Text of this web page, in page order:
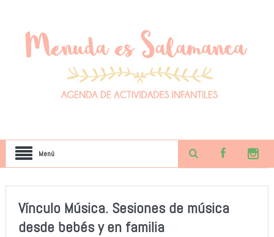
Menú
Vínculo Música. Sesiones de música
desde bebés y en familia